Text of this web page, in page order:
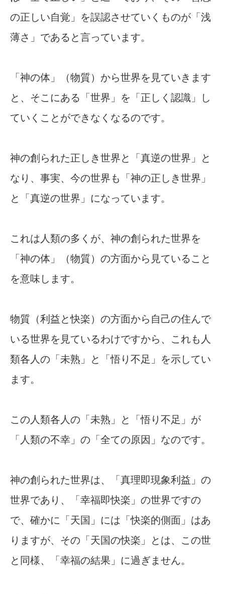
の正しい自覚」を誤認させていくものが「浅
薄さ」であると言っています。
「神の体」（物質）から世界を見ていきます
と、そこにある「世界」を「正しく認識」し
ていくことができなくなるのです。
神の創られた正しき世界と「真逆の世界」と
なり、事実、今の世界も「神の正しき世界」
と「真逆の世界」になっています。
これは人類の多くが、神の創られた世界を
「神の体」（物質）の方面から見ていること
を意味します。
物質（利益と快楽）の方面から自己の住んで
いる世界を見ているわけですから、これも人
類各人の「未熟」と「悟り不足」を示してい
ます。
この人類各人の「未熟」と「悟り不足」が
「人類の不幸」の「全ての原因」なのです。
神の創られた世界は、「真理即現象利益」の
世界であり、「幸福即快楽」の世界ですの
で、確かに「天国」には「快楽的側面」はあ
りますが、その「天国の快楽」とは、この世
と同様、「幸福の結果」に過ぎません。